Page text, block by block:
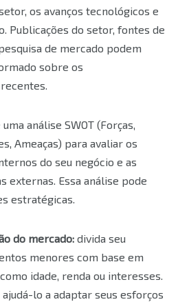
os avanços tecnológicos e
Publicações do setor, fontes de
de mercado podem
sobre os
análise SWOT (Forças,
Ameaças) para avaliar os
do seu negócio e as
externas. Essa análise pode
estratégicas.
do mercado: divida seu
menores com base em
idade, renda ou interesses.
lo a adaptar seus esforços